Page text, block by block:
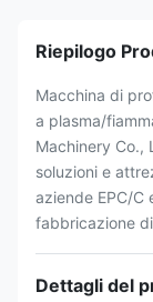
Riepilogo
Macchina di
a plasma/
Machinery Co.,
soluzioni e
aziende EPC/C
fabbricazione
Dettagli del